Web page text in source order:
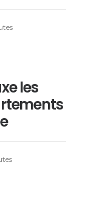
les